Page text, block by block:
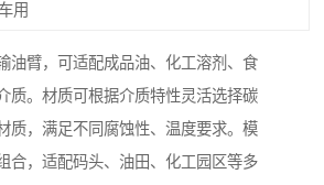
用
油臂，可适配成品油、化工溶剂、食
质。材质可根据介质特性灵活选择碳
质，满足不同腐蚀性、温度要求。模
合，适配码头、油田、化工园区等多